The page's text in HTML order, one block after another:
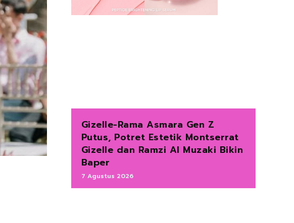
Gizelle-Rama Asmara Gen Z
Putus, Potret Estetik Montserrat
Gizelle dan Ramzi Al Muzaki Bikin
Baper
7 Agustus 2026